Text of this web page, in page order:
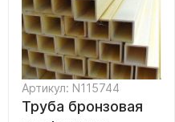
Артикул: N115744
Труба бронзовая